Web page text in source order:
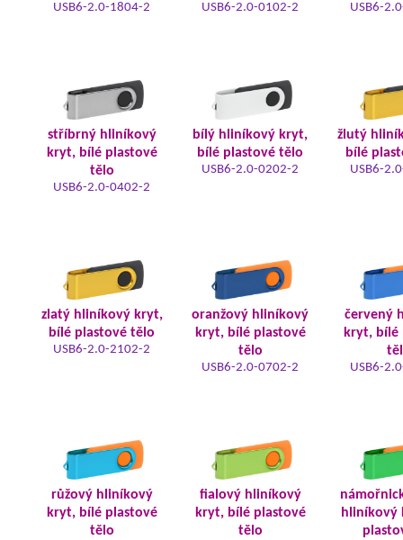
USB6-2.0-1804-2 USB6-2.0-0102-2 USB6-
stříbrný hliníkový
kryt, bílé plastové
tělo
USB6-2.0-0402-2
bílý hliníkový kryt,
bílé plastové tělo
USB6-2.0-0202-2
žlutý
bílé
USB6-
zlatý hliníkový kryt,
bílé plastové tělo
USB6-2.0-2102-2
oranžový hliníkový
kryt, bílé plastové
tělo
USB6-2.0-0702-2
červený
kryt, bílé
USB6-
růžový hliníkový
kryt, bílé plastové
tělo
fialový hliníkový
kryt, bílé plastové
tělo
hliníkový